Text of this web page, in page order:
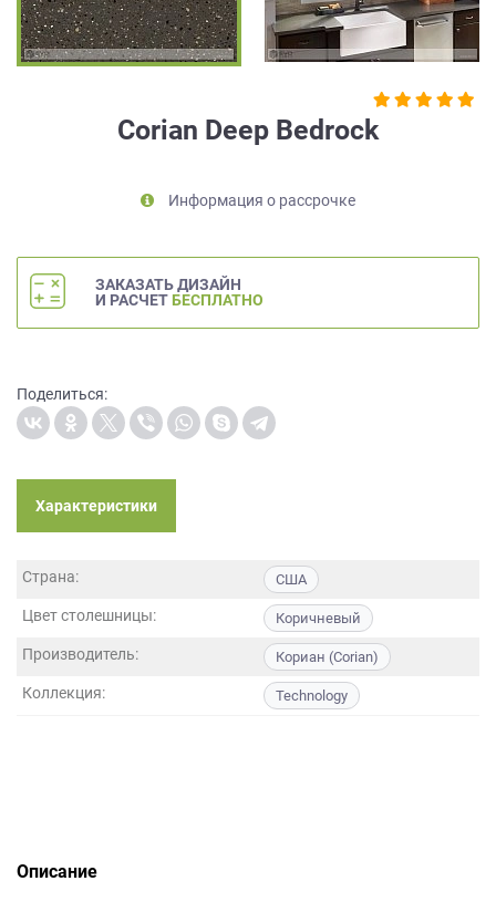
Corian Deep Bedrock
Информация о рассрочке
ЗАКАЗАТЬ ДИЗАЙН
И РАСЧЕТ БЕСПЛАТНО
Поделиться:
Характеристики
Страна: США
Цвет столешницы: Коричневый
Производитель: Кориан (Corian)
Коллекция: Technology
Описание
обработку
персональных
метрическими
программами
условиях
Политики
персональных
данных.